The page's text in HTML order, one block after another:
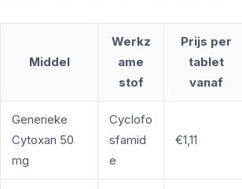
Middel
Werkz
ame
stof
Prijs per
tablet
vanaf
Generieke
Cytoxan 50
mg
Cyclofo
sfamid
e
€1,11